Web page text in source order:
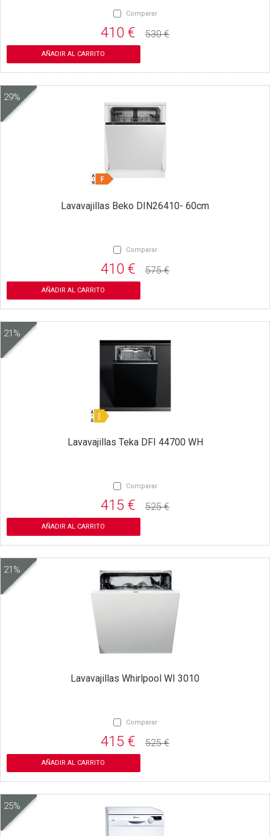
Comparar
410 € 530 €
AÑADIR AL CARRITO
29%
Lavavajillas Beko DIN26410- 60cm
Comparar
410 € 575 €
AÑADIR AL CARRITO
21%
Lavavajillas Teka DFI 44700 WH
Comparar
415 € 525 €
AÑADIR AL CARRITO
21%
Lavavajillas Whirlpool WI 3010
Comparar
415 € 525 €
AÑADIR AL CARRITO
25%